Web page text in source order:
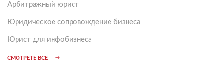
Арбитражный юрист
Юридическое сопровождение бизнеса
Юрист для инфобизнеса
СМОТРЕТЬ ВСЕ